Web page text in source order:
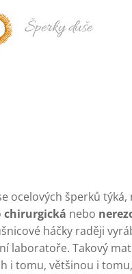
Šperky duše
ocelových šperků
chirurgická nebo
háčky raději
laboratoře. Takový
i tomu, většinou i